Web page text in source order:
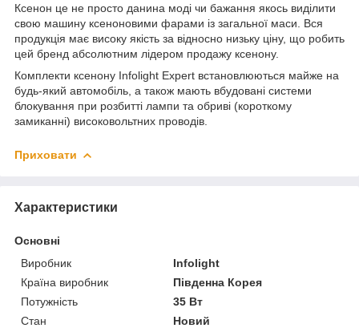
Ксенон це не просто данина моді чи бажання якось виділити
свою машину ксеноновими фарами із загальної маси. Вся
продукція має високу якість за відносно низьку ціну, що робить
цей бренд абсолютним лідером продажу ксенону.
Комплекти ксенону Infolight Expert встановлюються майже на
будь-який автомобіль, а також мають вбудовані системи
блокування при розбитті лампи та обриві (короткому
замиканні) високовольтних проводів.
Приховати
Характеристики
Основні
Виробник
Infolight
Країна виробник
Південна Корея
Потужність
35 Вт
Стан
Новий